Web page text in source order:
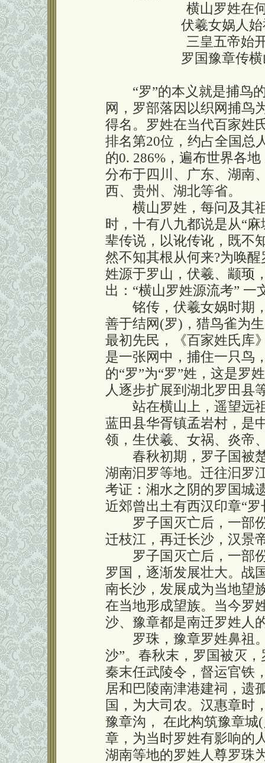
横山罗姓在
伏羲女娲人
三皇五帝始
罗国豫章传
“罗”的本义就是捕鸟
网，罗部落因以织网捕鸟
得名。罗姓在当代百家姓
排名第20位，约占全国总
的0. 286%，遍布世界各地
分布于四川、广东、湖南
西、贵州、湖北等省。
横山罗姓，每问及其
时，十有八九都说是从“
辈传说，以讹传讹，既不
然不知其根从何来?为唤
姓源于罗山，伏羲、颛顼
出：“横山罗姓源流考” 一
铭传，伏羲女娲时期，
善于结网(罗)，猎鸟雀为
最初先民，《百家姓氏库
是一张网中，捕住一只鸟
的“罗”为“罗”姓，这是罗
人逐步扩展到湖北罗田县
站在横山上，遥望远祖
蓝田县华胥镇孟岩村，是
领，生伏羲、女祸、炎帝
春秋初期，罗子国被楚
湖南汩罗等地。迁往汩罗
考证：湘水之阴的罗国城
近郊曾出土有西汉印章“罗
罗子国灭亡后，一部份
迁枝江，再迁长沙，汉景
罗子国灭亡后，一部份
罗国，逐渐发展壮大。战
南长沙，发展成为当地望
在当地形成望族。当今罗
沙、豫章都是南迁罗姓人
罗珠，豫章罗姓鼻祖。
沙”。春秋末，罗国被灭
秦末任武陵令，督运官铁
居和巴陵南津港建祠，遗
国，为大司农。汉惠章时
豫章沟， 在此构筑豫章
章，为当时罗姓有影响的
湖南等地的罗姓人尊罗珠